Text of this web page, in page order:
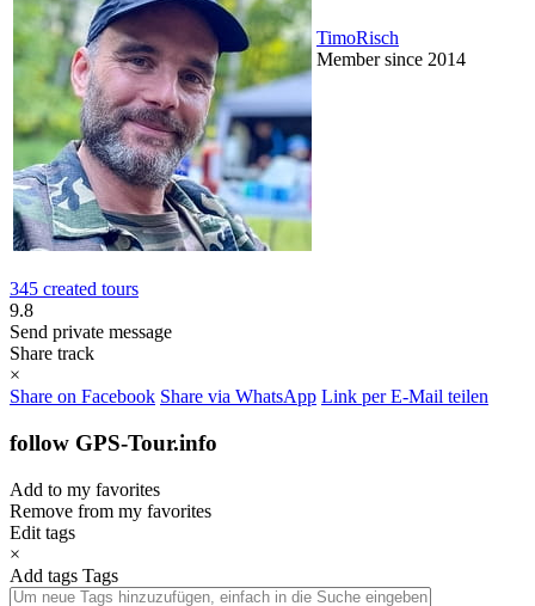
TimoRisch
Member since 2014
345 created tours
9.8
Send private message
Share track
×
Share on Facebook Share via WhatsApp Link per E-Mail teilen
follow GPS-Tour.info
Add to my favorites
Remove from my favorites
Edit tags
×
Add tags Tags